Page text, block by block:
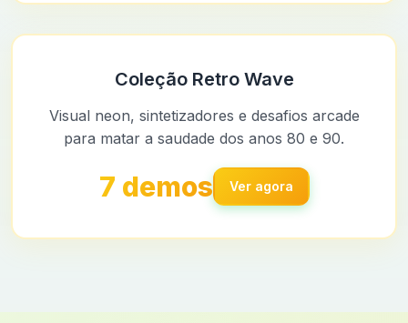
Coleção Retro Wave
Visual neon, sintetizadores e desafios arcade
para matar a saudade dos anos 80 e 90.
7 demos Ver agora